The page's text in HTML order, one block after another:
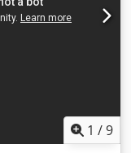
1 /9